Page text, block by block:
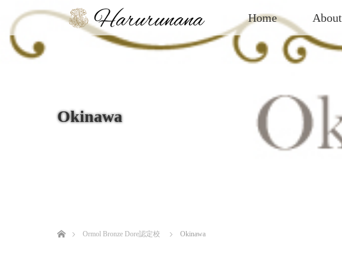
Home About
Okinawa
Ormol Bronze Dore認定校
Okinawa